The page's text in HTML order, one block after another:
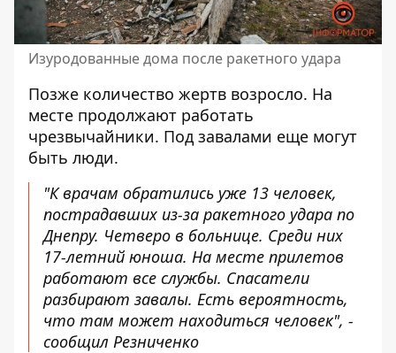
Изуродованные дома после ракетного удара
Позже количество жертв возросло. На
месте продолжают работать
чрезвычайники. Под завалами еще могут
быть люди.
"К врачам обратились уже 13 человек,
пострадавших из-за ракетного удара по
Днепру. Четверо в больнице. Среди них
17-летний юноша. На месте прилетов
работают все службы. Спасатели
разбирают завалы. Есть вероятность,
что там может находиться человек", -
сообщил Резниченко